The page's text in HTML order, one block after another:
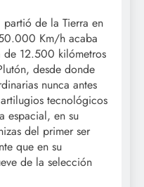
de la Tierra en
Km/h acaba
de 12.500 kilómetros
desde donde
nunca antes
tecnológicos
espacial, en su
del primer ser
que en su
de la selección